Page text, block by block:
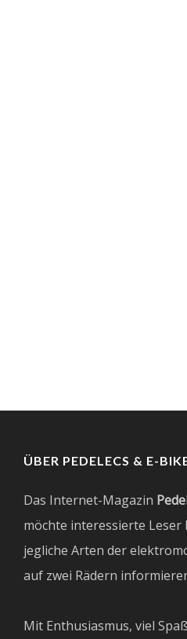
ÜBER PEDELECS & E-
Das Internet-Magazin
möchte interessierte
jegliche Arten der
auf zwei Rädern
Mit Enthusiasmus, viel